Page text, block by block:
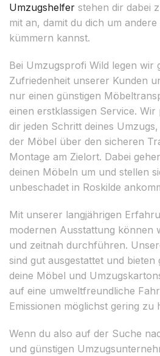
Umzugshelfer stehen dir dabei
mit an, damit du dich um andere
kümmern kannst.
Bei Umzugsprofi Wild legen wir
Zufriedenheit unserer Kunden
nur einen günstigen
einen erstklassigen Service. Wir
dir jeden Schritt deines
der Möbel über den sicheren
Montage am Zielort. Dabei
deinen Möbeln um und stellen
unbeschadet in Roskilde
Mit unserer langjährigen
modernen Ausstattung können
und zeitnah durchführen.
sind gut ausgestattet und
deine Möbel und
auf eine umweltfreundliche
Emissionen möglichst gering zu
Wenn du also auf der Suche
und günstigen